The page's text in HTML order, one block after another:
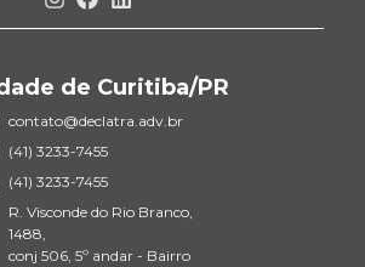
de Curitiba/PR
contato@declatra.adv.br
(41) 3233-7455
(41) 3233-7455
R. Visconde do Rio Branco,
1488,
conj 506, 5º andar - Bairro